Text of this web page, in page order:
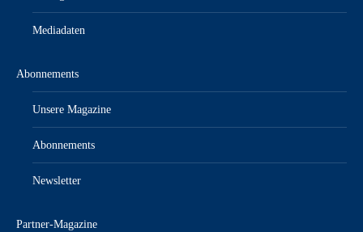
Mediadaten
Abonnements
Unsere Magazine
Abonnements
Newsletter
Partner-Magazine